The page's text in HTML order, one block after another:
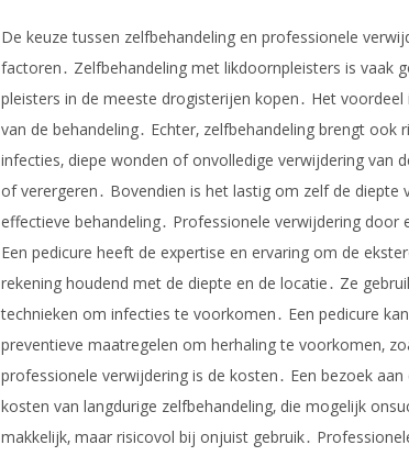
De keuze tussen zelfbehandeling en professionele
factoren․ Zelfbehandeling met likdoornpleisters is vaak
pleisters in de meeste drogisterijen kopen․ Het
van de behandeling․ Echter‚ zelfbehandeling brengt
infecties‚ diepe wonden of onvolledige verwijdering van
of verergeren․ Bovendien is het lastig om zelf de
effectieve behandeling․ Professionele verwijdering
Een pedicure heeft de expertise en ervaring om de
rekening houdend met de diepte en de locatie․ Ze
technieken om infecties te voorkomen․ Een pedicure
preventieve maatregelen om herhaling te voorkomen‚
professionele verwijdering is de kosten․ Een bezoek
kosten van langdurige zelfbehandeling‚ die mogelijk
makkelijk‚ maar risicovol bij onjuist gebruik․